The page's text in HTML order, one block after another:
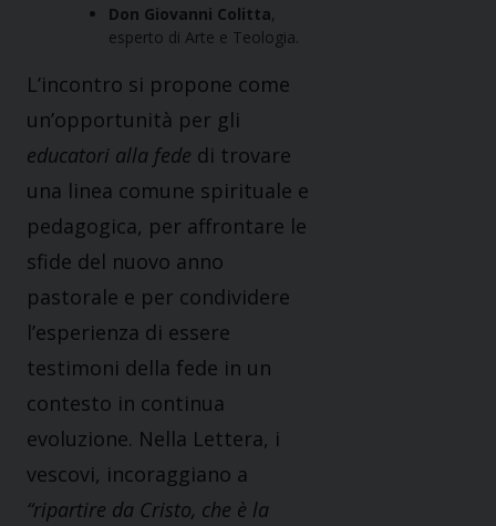
Don Giovanni Colitta,
esperto di Arte e Teologia.
L’incontro si propone come
un’opportunità per gli
educatori alla fede di trovare
una linea comune spirituale e
pedagogica, per affrontare le
sfide del nuovo anno
pastorale e per condividere
l’esperienza di essere
testimoni della fede in un
contesto in continua
evoluzione. Nella Lettera, i
vescovi, incoraggiano a
“ripartire da Cristo, che è la